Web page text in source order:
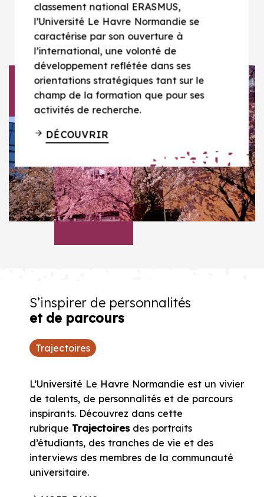
classement national ERASMUS,
l’Université Le Havre Normandie se
caractérise par son ouverture à
l’international, une volonté de
développement reflétée dans ses
orientations stratégiques tant sur le
champ de la formation que pour ses
activités de recherche.
DÉCOUVRIR
S’inspirer de personnalités
et de parcours
Trajectoires
L’Université Le Havre Normandie est un vivier
de talents, de personnalités et de parcours
inspirants. Découvrez dans cette
rubrique Trajectoires des portraits
d’étudiants, des tranches de vie et des
interviews des membres de la communauté
universitaire.